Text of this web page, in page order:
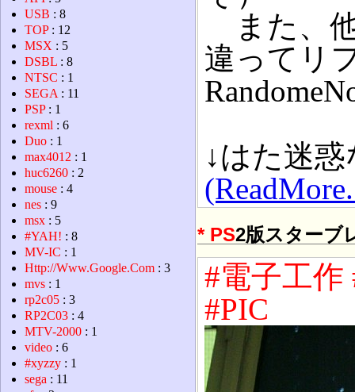
また、
違ってリ
↓はた迷
* PS2版スターブ
#電子工作
#PIC
USB : 8
TOP: 12
MSX : 5
DSBL : 8
NTSC : 1
SEGA : 11
PSP: 1
rexml : 6
Duo : 1
max4012 : 1
huc6260 : 2
mouse : 4
nes : 9
msx : 5
#YAH! : 8
MV-IC : 1
Http://Www.Google.Com : 3
mvs : 1
rp2c05 : 3
RP2C03 : 4
MTV-2000 : 1
video : 6
#xyzzy : 1
sega : 11